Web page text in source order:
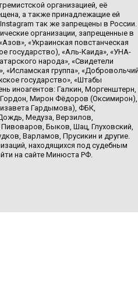
организацией, её
а также принадлежащие ей
так же запрещены в России.
организации, запрещенные в
«Украинская повстанческая
государство), «Аль-Каида», «УНА-
народа», «Свидетели
«Исламская группа»,
государство», «Штабы
иноагентов: Галкин, Моргенштерн,
Мирон Фёдоров (Оксимирон),
Гардымова), ФБК,
Медуза, Верзилов,
Быков, Шац, Глуховский,
Варламов, Прусикин и другие.
находящихся под судебным
на сайте Минюста РФ.